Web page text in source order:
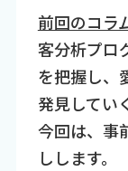
前回のコラ
客分析プロ
を把握し、
発見してい
今回は、事
しします。